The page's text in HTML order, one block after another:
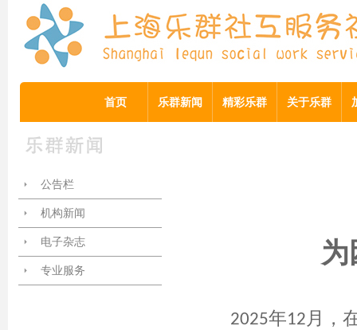
首页 乐群新闻 精彩乐群 关于乐群
公告栏
机构新闻
电子杂志
专业服务
为
2025年12 月，